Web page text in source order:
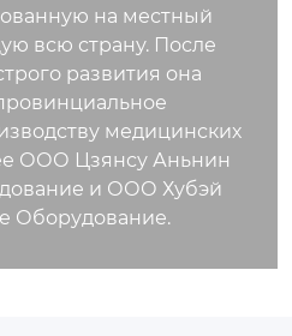
на местный
всю страну. После
развития она
медицинских
ООО Цзянсу Аньнин
и ООО Хубэй
Оборудование.